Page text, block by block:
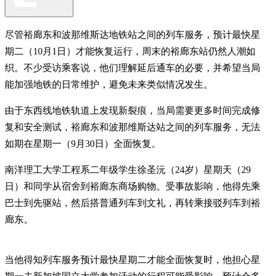
尽管裕廊东和波那维斯达地铁站之间的列车服务，预计最快星
期二（10月1日）才能恢复运行，周末的裕廊东站仍然人潮如
织。不少受访乘客说，他们理解延后通车的必要，并希望当局
能加强地铁的日常维护，避免未来类似情况发生。
由于东西线地铁轨道上发现新裂痕，当局需要更多时间完成修
复和安全测试，裕廊东和波那维斯达站之间的列车服务，无法
如期在星期一（9月30日）全面恢复。
南洋理工大学工程系二年级学生徐圣沅（24岁）星期天（29
日）和同学从宿舍到裕廊东商场购物。受事故影响，他得先乘
巴士到先驱站，然后搭普通列车到文礼，再转乘接驳列车到裕
廊东。
当他得知列车服务预计最快星期二才能全面恢复时，他担心星